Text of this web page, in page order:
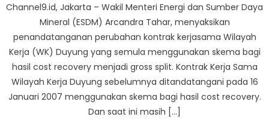
Channel9.id, Jakarta – Wakil Menteri Energi dan Sumber Daya
Mineral (ESDM) Arcandra Tahar, menyaksikan
penandatanganan perubahan kontrak kerjasama Wilayah
Kerja (WK) Duyung yang semula menggunakan skema bagi
hasil cost recovery menjadi gross split. Kontrak Kerja Sama
Wilayah Kerja Duyung sebelumnya ditandatangani pada 16
Januari 2007 menggunakan skema bagi hasil cost recovery.
Dan saat ini masih […]